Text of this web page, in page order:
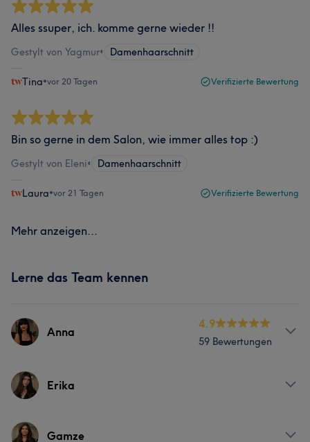
Alles ssuper, ich. komme gerne wieder !!
Gestylt von Yagmur• Damenhaarschnitt
Tina•vor 20 Tagen Verifizierte Bewertung
Bin so gerne in dem Salon, wie immer alles top :)
Gestylt von Eleni• Damenhaarschnitt
Laura•vor 21 Tagen Verifizierte Bewertung
Mehr anzeigen...
Lerne das Team kennen
Anna
4.9
59 Bewertungen
Info
Seit 15 Jahren bin ich mit Leidenschaft Friseurin und
habe ich in Albanien gelernt und in Griechenland
Erika
Info Gamze